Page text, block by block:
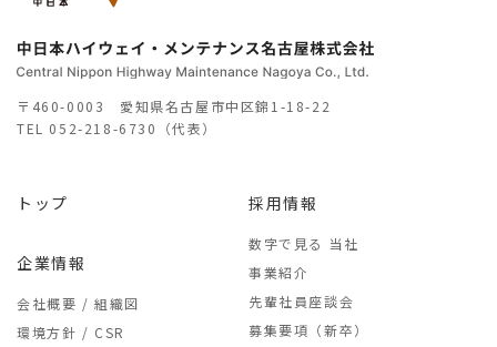
〒460-0003 愛知県名古屋市中区錦1-18-22
TEL 052-218-6730（代表）
トップ
企業情報
会社概要 / 組織図
環境方針 / CSR
採用情報
数字で見る 当社
事業紹介
先輩社員座談会
募集要項（新卒）